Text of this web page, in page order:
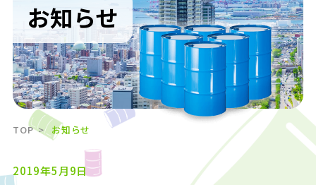
お知らせ
TOP お知らせ
2019年5月9日